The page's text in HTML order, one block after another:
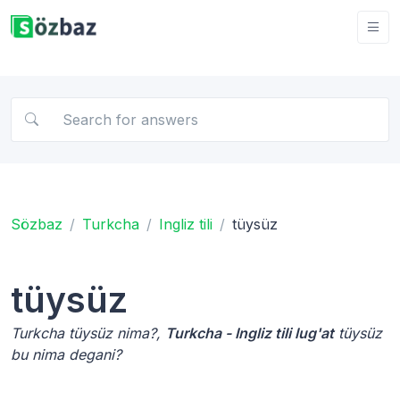
Sözbaz Turkcha Ingliz tili tüysüz
tüysüz
Turkcha tüysüz nima?, Turkcha - Ingliz tili lug'attüysüz
bu nima degani?